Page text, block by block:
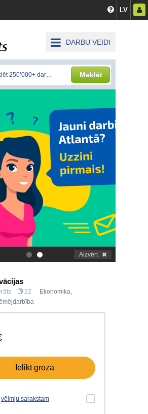
LV
DARBU VEIDI
Meklēt
. Aizvērt
22 Ekonomika,
Ielikt grozā
vēlmju sarakstam